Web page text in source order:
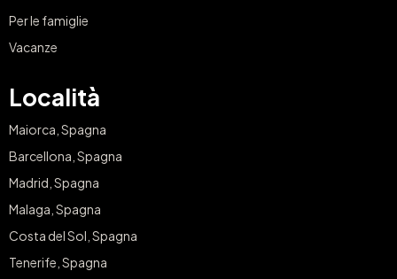
Per le famiglie
Vacanze
Località
Maiorca, Spagna
Barcellona, Spagna
Madrid, Spagna
Malaga, Spagna
Costa del Sol, Spagna
Tenerife, Spagna